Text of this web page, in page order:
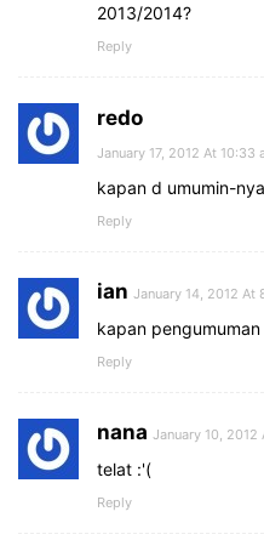
2013/2014?
Reply
redo
January 17, 2012 At 10:33
kapan d umumin-
Reply
ian January 14, 2012 At
kapan
Reply
nana January 10, 2012
telat :'(
Reply